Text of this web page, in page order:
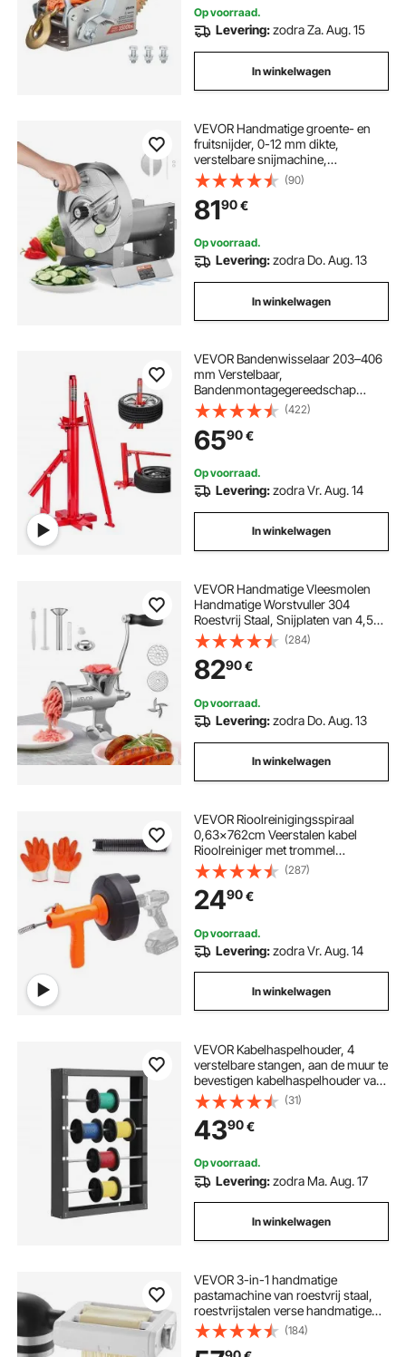
Op voorraad.
Levering:zodra Za. Aug. 15
In winkelwagen
VEVOR Handmatige groente- en
fruitsnijder, 0-12 mm dikte,
verstelbare snijmachine,
roestvrijstalen snijmachine met 2
vervangende messen, voor
aardappelen, komkommers,
citroenen, tomaten
(90)
8190€
Op voorraad.
Levering:zodra Do. Aug. 13
In winkelwagen
VEVOR Bandenwisselaar 203–406
mm Verstelbaar,
Bandenmontagegereedschap
460x380x940 mm Bandenlichter
Bandenmontagemachine voor
handmatige montage en
demontage van banden
Bandenlichter
(422)
6590€
Op voorraad.
Levering:zodra Vr. Aug. 14
In winkelwagen
VEVOR Handmatige Vleesmolen
Handmatige Worstvuller 304
Roestvrij Staal, Snijplaten van 4,5
en 8 mm Handmatige Vleesmolen
Vleesmachine met Worstbuis,
Geschikt voor het Malen van Vlees
en het Vullen van Worst Zilver
(284)
8290€
Op voorraad.
Levering:zodra Do. Aug. 13
In winkelwagen
VEVOR Rioolreinigingsspiraal
0,63x762cm Veerstalen kabel
Rioolreiniger met trommel
Handmatige en elektrische
handmatige toevoer
Rioolreinigingsschacht
Buisreinigingsapparaat voor toilet
Riool Vloerafvoer
(287)
2490€
Op voorraad.
Levering:zodra Vr. Aug. 14
In winkelwagen
VEVOR Kabelhaspelhouder, 4
verstelbare stangen, aan de muur te
bevestigen kabelhaspelhouder van
koudgewalst staal, kabelopslag- en
displayrek, draagvermogen 68 kg,
voor verschillende
omstandigheden
(31)
4390€
Op voorraad.
Levering:zodra Ma. Aug. 17
In winkelwagen
VEVOR 3-in-1 handmatige
pastamachine van roestvrij staal,
roestvrijstalen verse handmatige
pastamachine, Italiaanse platte
deegmachine, pastamaker inclusief
(184)